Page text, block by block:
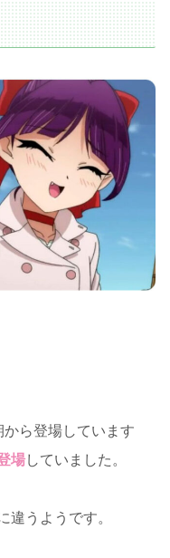
ら登場しています
場していました。
違うようです。